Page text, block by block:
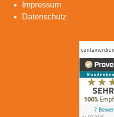
Impressum
Datenschutz